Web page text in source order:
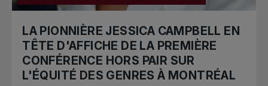
LA PIONNIÈRE JESSICA CAMPBELL EN
TÊTE D'AFFICHE DE LA PREMIÈRE
CONFÉRENCE HORS PAIR SUR
L'ÉQUITÉ DES GENRES À MONTRÉAL